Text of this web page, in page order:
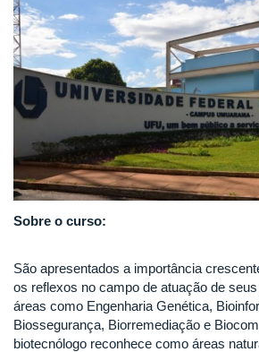
Sobre o curso:
São apresentados a importância
os reflexos no campo de atuação de
áreas como Engenharia Genética,
Biossegurança, Biorremediação e
biotecnólogo reconhece como áreas